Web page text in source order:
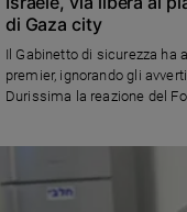
di Gaza city
Il Gabinetto di sicurezza ha
premier, ignorando gli
Durissima la reazione del